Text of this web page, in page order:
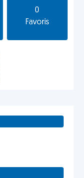
0
Favoris